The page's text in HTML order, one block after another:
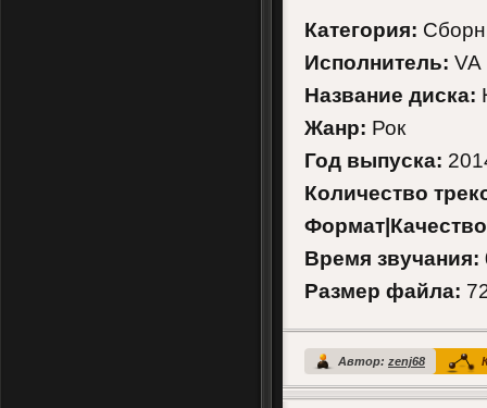
Категория:
Исполнитель: VA
Название диска:
Жанр: Рок
Год выпуска:
Количество
Время звучания:
Размер файла:
Автор: zenj68